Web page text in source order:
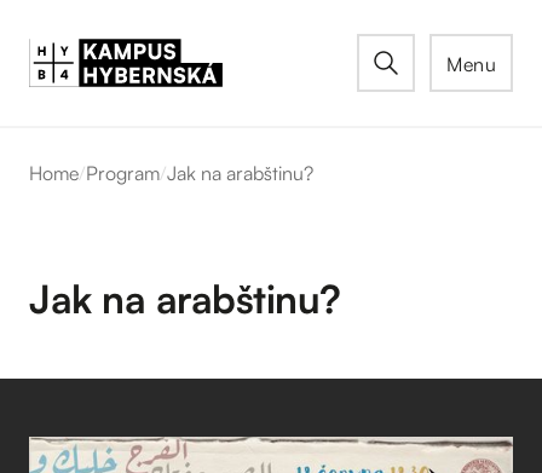
Menu
Home/Program/Jak na arabštinu?
Jak na arabštinu?